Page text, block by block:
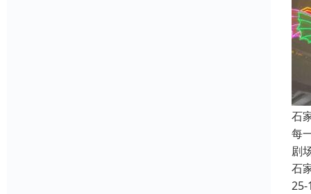
石
每
剧
石
25-